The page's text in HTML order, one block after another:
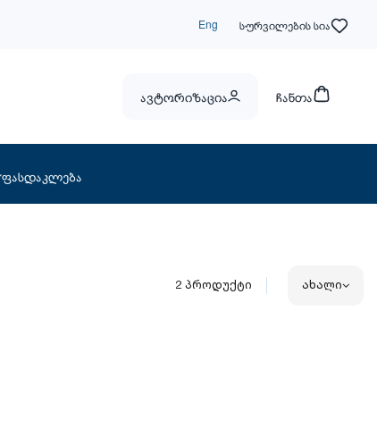
Eng სურვილების სია
ავტორიზაცია ჩანთა
ფასდაკლება
2პროდუქტი ახალი